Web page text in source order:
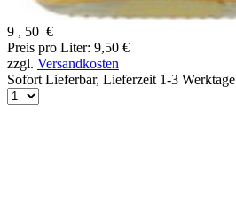
9 , 50 €
Preis pro Liter: 9,50 €
zzgl. Versandkosten
Sofort Lieferbar, Lieferzeit 1-3 Werktage